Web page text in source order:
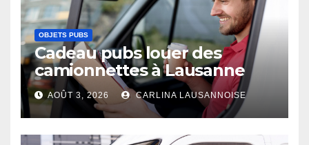
OBJETS PUBS
Cadeau pubs louer des
camionnettes à Lausanne
AOÛT 3, 2026 CARLINA LAUSANNOISE